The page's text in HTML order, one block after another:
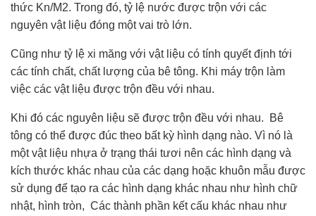
thức Kn/M2. Trong đó, tỷ lệ nước được trộn với các
nguyên vật liệu đóng một vai trò lớn.
Cũng như tỷ lệ xi măng với vật liệu có tính quyết định tới
các tính chất, chất lượng của bê tông. Khi máy trộn làm
việc các vật liệu được trộn đều với nhau.
Khi đó các nguyên liệu sẽ được trộn đều với nhau. Bê
tông có thể được đúc theo bất kỳ hình dạng nào. Vì nó là
một vật liệu nhựa ở trạng thái tươi nên các hình dạng và
kích thước khác nhau của các dạng hoặc khuôn mẫu được
sử dụng để tạo ra các hình dạng khác nhau như hình chữ
nhật, hình tròn, Các thành phần kết cấu khác nhau như